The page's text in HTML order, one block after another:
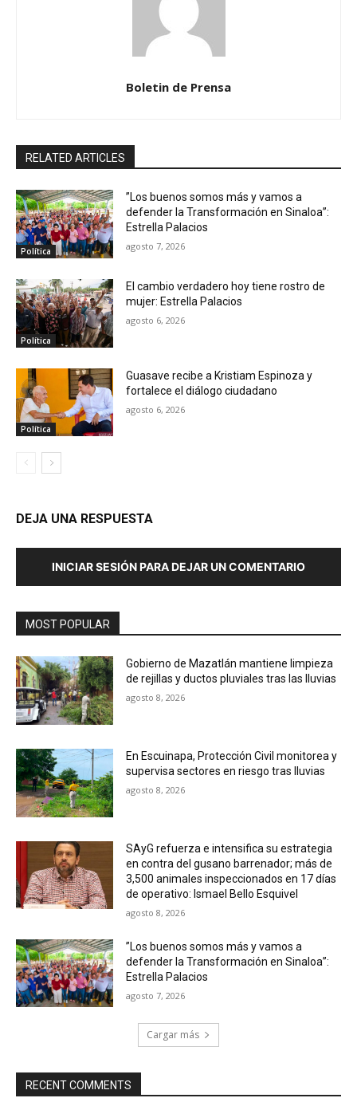
Boletin de Prensa
RELATED ARTICLES
Política
”Los buenos somos más y vamos a
defender la Transformación en Sinaloa”:
Estrella Palacios
agosto 7, 2026
Política
El cambio verdadero hoy tiene rostro de
mujer: Estrella Palacios
agosto 6, 2026
Política
Guasave recibe a Kristiam Espinoza y
fortalece el diálogo ciudadano
agosto 6, 2026
DEJA UNA RESPUESTA
INICIAR SESIÓN PARA DEJAR UN COMENTARIO
MOST POPULAR
Gobierno de Mazatlán mantiene limpieza
de rejillas y ductos pluviales tras las lluvias
agosto 8, 2026
En Escuinapa, Protección Civil monitorea y
supervisa sectores en riesgo tras lluvias
agosto 8, 2026
SAyG refuerza e intensifica su estrategia
en contra del gusano barrenador; más de
3,500 animales inspeccionados en 17 días
de operativo: Ismael Bello Esquivel
agosto 8, 2026
”Los buenos somos más y vamos a
defender la Transformación en Sinaloa”:
Estrella Palacios
agosto 7, 2026
Cargar más
RECENT COMMENTS